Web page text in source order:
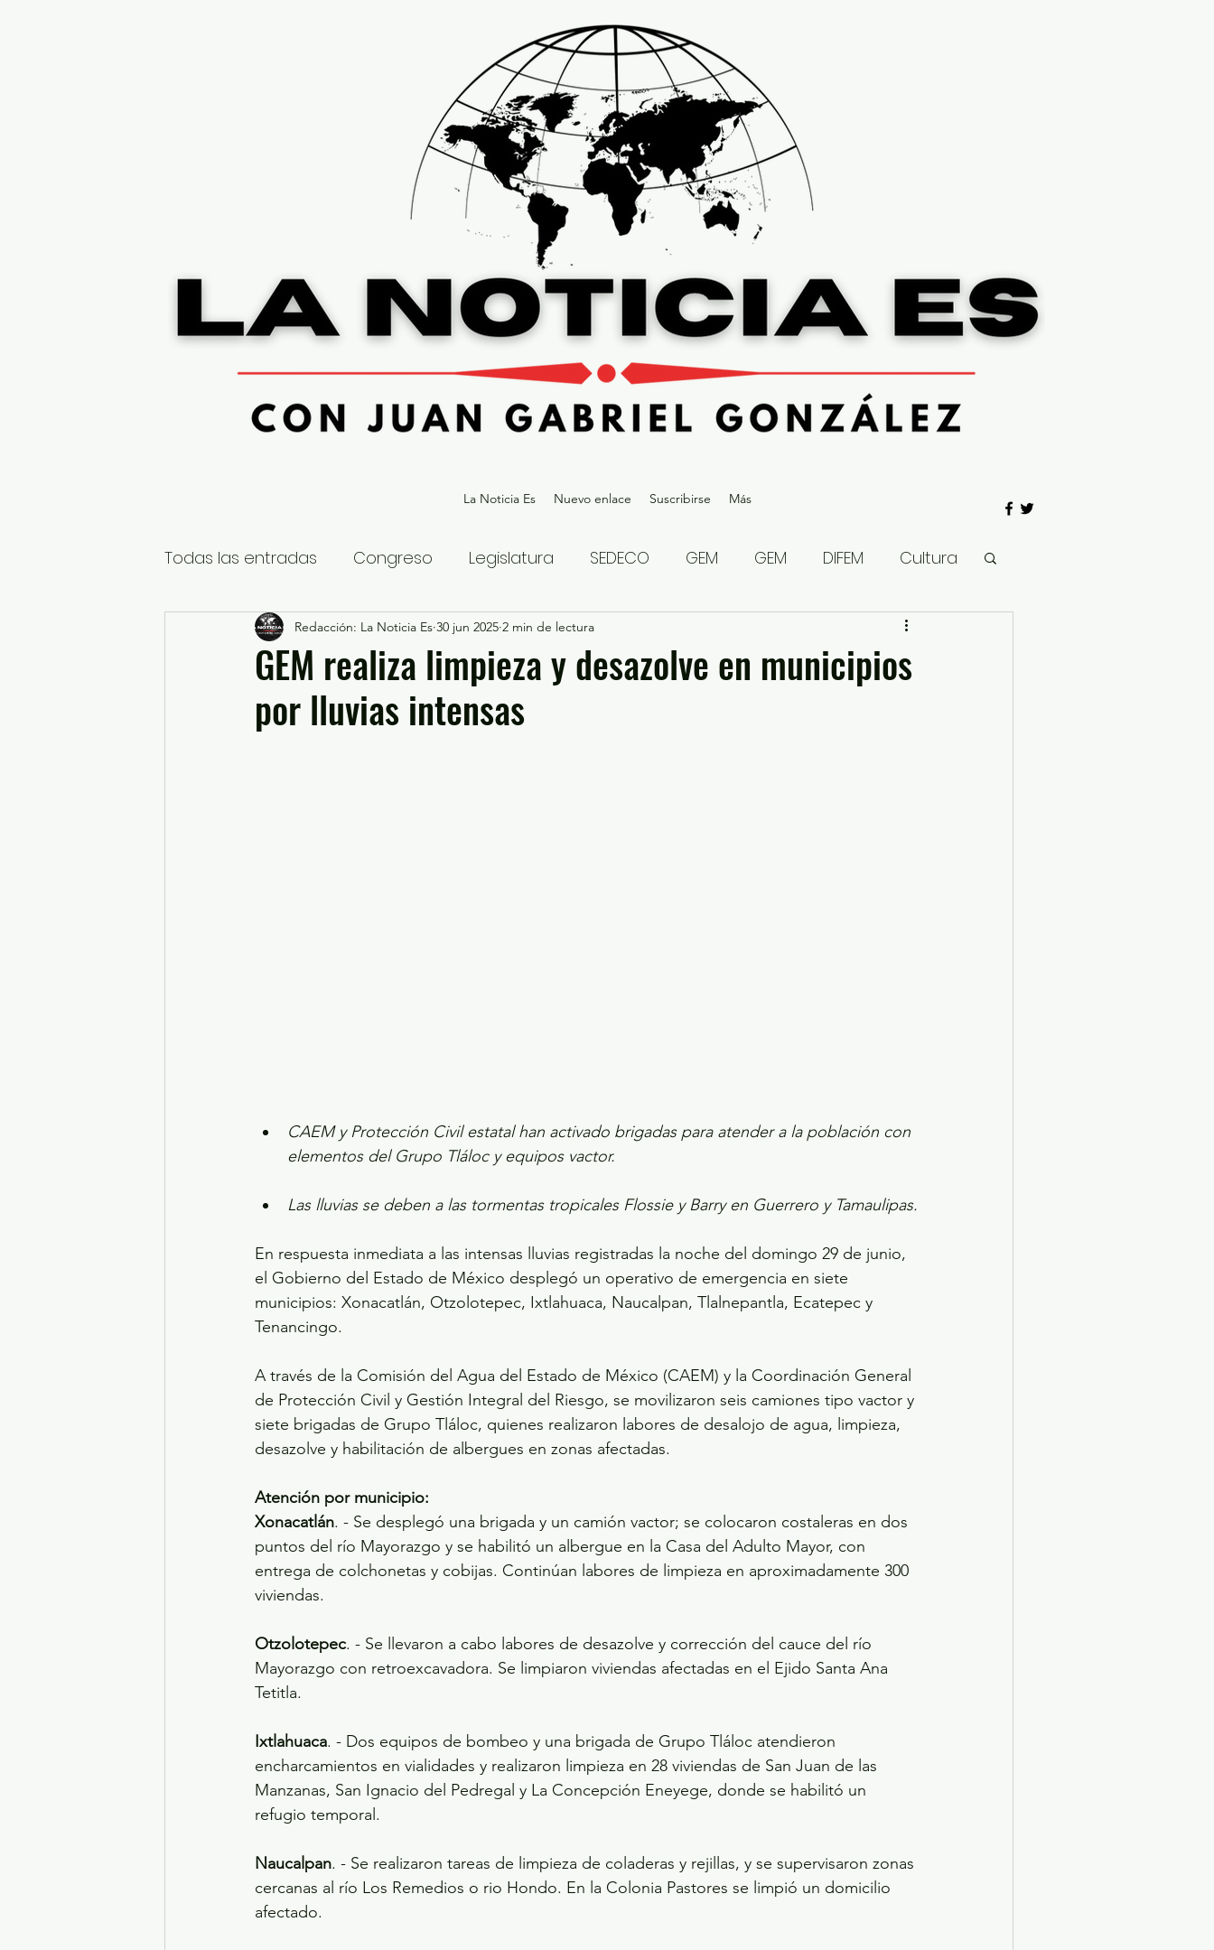
La Noticia Es Nuevo enlace Suscribirse Más
Todas las entradas Congreso Legislatura SEDECO GEM GEM DIFEM Cultura
Nacional Estatal Gubernatura Edoméx 2023
Educación y Cultura Seguridad y Justicia
GEM realiza limpieza y desazolve en municipios
por lluvias intensas
Redacción: La Noticia Es 30 jun 2025 2 min de lectura
CAEM y Protección Civil estatal han activado brigadas para atender a la población con
elementos del Grupo Tláloc y equipos vactor.
Las lluvias se deben a las tormentas tropicales Flossie y Barry en Guerrero y Tamaulipas.
En respuesta inmediata a las intensas lluvias registradas la noche del domingo 29 de junio,
el Gobierno del Estado de México desplegó un operativo de emergencia en siete
municipios: Xonacatlán, Otzolotepec, Ixtlahuaca, Naucalpan, Tlalnepantla, Ecatepec y
Tenancingo.
A través de la Comisión del Agua del Estado de México (CAEM) y la Coordinación General
de Protección Civil y Gestión Integral del Riesgo, se movilizaron seis camiones tipo vactor y
siete brigadas de Grupo Tláloc, quienes realizaron labores de desalojo de agua, limpieza,
desazolve y habilitación de albergues en zonas afectadas.
Atención por municipio:
Xonacatlán. - Se desplegó una brigada y un camión vactor; se colocaron costaleras en dos
puntos del río Mayorazgo y se habilitó un albergue en la Casa del Adulto Mayor, con
entrega de colchonetas y cobijas. Continúan labores de limpieza en aproximadamente 300
viviendas.
Otzolotepec. - Se llevaron a cabo labores de desazolve y corrección del cauce del río
Mayorazgo con retroexcavadora. Se limpiaron viviendas afectadas en el Ejido Santa Ana
Tetitla.
Ixtlahuaca. - Dos equipos de bombeo y una brigada de Grupo Tláloc atendieron
encharcamientos en vialidades y realizaron limpieza en 28 viviendas de San Juan de las
Manzanas, San Ignacio del Pedregal y La Concepción Eneyege, donde se habilitó un
refugio temporal.
Naucalpan. - Se realizaron tareas de limpieza de coladeras y rejillas, y se supervisaron zonas
cercanas al río Los Remedios o rio Hondo. En la Colonia Pastores se limpió un domicilio
afectado.